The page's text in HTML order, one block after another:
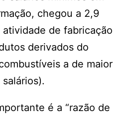
chegou a 2,9
de fabricação
derivados do
a de maior
é a “razão de